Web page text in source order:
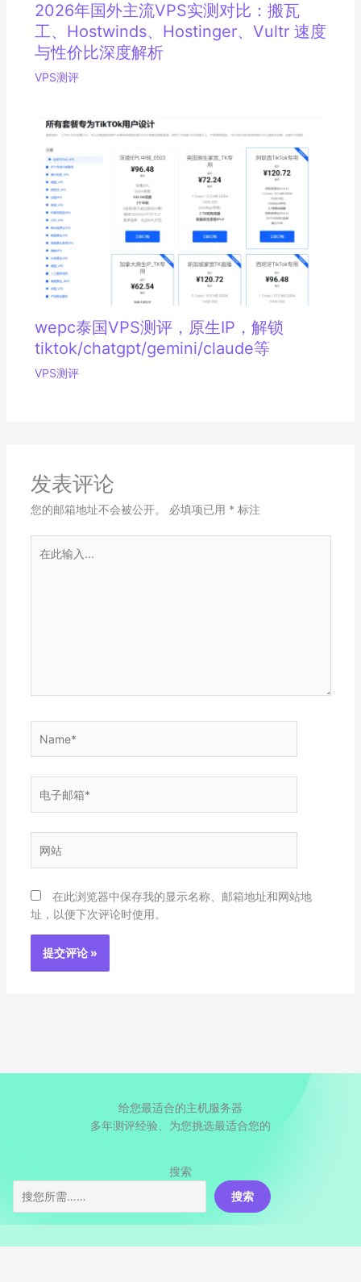
2026年国外主流VPS实测对比：搬瓦
工、Hostwinds、Hostinger、Vultr 速度
与性价比深度解析
VPS测评
wepc泰国VPS测评，原生IP，解锁
tiktok/chatgpt/gemini/claude等
VPS测评
发表评论
您的邮箱地址不会被公开。 必填项已用 * 标注
子
站
在此浏览器中保存我的显示名称、邮箱地址和网站地
址，以便下次评论时使用。
给您最适合的主机服务器
多年测评经验、为您挑选最适合您的
搜索
搜索